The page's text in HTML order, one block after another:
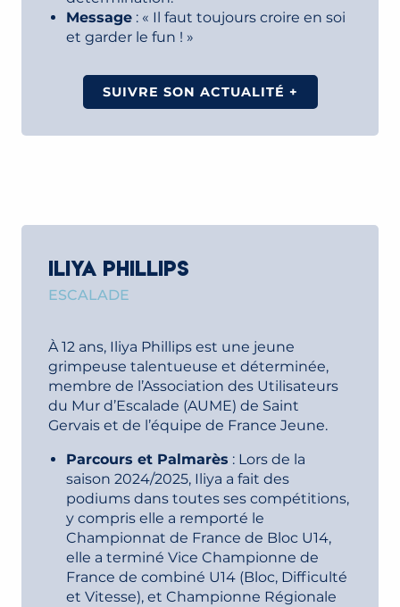
Message : « Il faut toujours croire en soi
et garder le fun ! »
SUIVRE SON ACTUALITÉ +
ILIYA PHILLIPS
ESCALADE
À 12 ans, Iliya Phillips est une jeune
grimpeuse talentueuse et déterminée,
membre de l’Association des Utilisateurs
du Mur d’Escalade (AUME) de Saint
Gervais et de l’équipe de France Jeune.
Parcours et Palmarès : Lors de la
saison 2024/2025, Iliya a fait des
podiums dans toutes ses compétitions,
y compris elle a remporté le
Championnat de France de Bloc U14,
elle a terminé Vice Championne de
France de combiné U14 (Bloc, Difficulté
et Vitesse), et Championne Régionale